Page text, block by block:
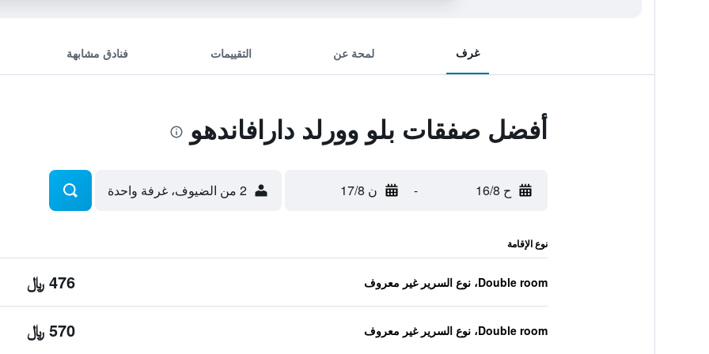
غرف لمحة عن التقييمات فنادق مشابهة
أفضل صفقات بلو وورلد دارافاندهو
ح 16/8 - ن 17/8 2 من الضيوف، غرفة واحدة
نوع الإقامة
Double room، نوع السرير غير معروف 476 ﷼
Double room، نوع السرير غير معروف 570 ﷼